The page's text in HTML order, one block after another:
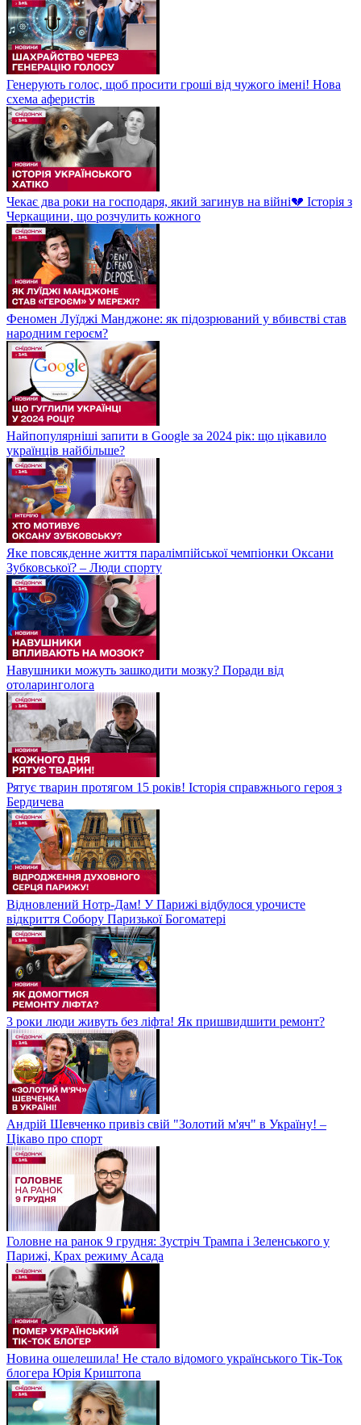
Генерують голос, щоб просити гроші від чужого імені! Нова
схема аферистів
Чекає два роки на господаря, який загинув на війні💔 Історія з
Черкащини, що розчулить кожного
Феномен Луїджі Манджоне: як підозрюваний у вбивстві став
народним героєм?
Найпопулярніші запити в Google за 2024 рік: що цікавило
українців найбільше?
Яке повсякденне життя паралімпійської чемпіонки Оксани
Зубковської? – Люди спорту
Навушники можуть зашкодити мозку? Поради від
отоларинголога
Рятує тварин протягом 15 років! Історія справжнього героя з
Бердичева
Відновлений Нотр-Дам! У Парижі відбулося урочисте
відкриття Собору Паризької Богоматері
3 роки люди живуть без ліфта! Як пришвидшити ремонт?
Андрій Шевченко привіз свій "Золотий м'яч" в Україну! –
Цікаво про спорт
Головне на ранок 9 грудня: Зустріч Трампа і Зеленського у
Парижі, Крах режиму Асада
Новина ошелешила! Не стало відомого українського Тік-Ток
блогера Юрія Криштопа